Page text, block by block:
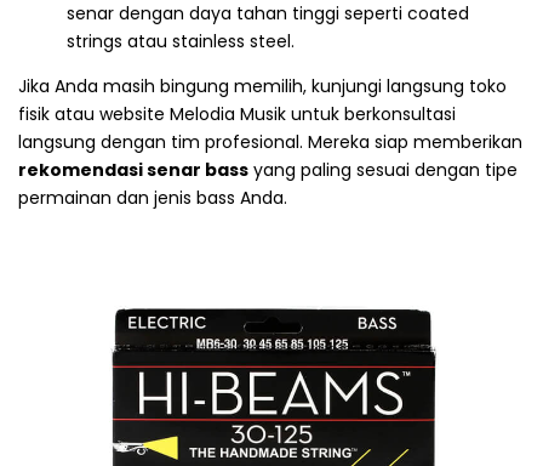
senar dengan daya tahan tinggi seperti coated
strings atau stainless steel.
Jika Anda masih bingung memilih, kunjungi langsung toko
fisik atau website Melodia Musik untuk berkonsultasi
langsung dengan tim profesional. Mereka siap memberikan
rekomendasi senar bass yang paling sesuai dengan tipe
permainan dan jenis bass Anda.